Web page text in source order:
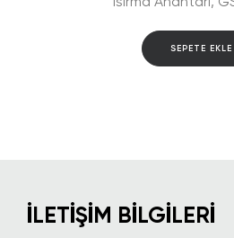
SEPETE EKLE
İLETIŞIM BILGILERI